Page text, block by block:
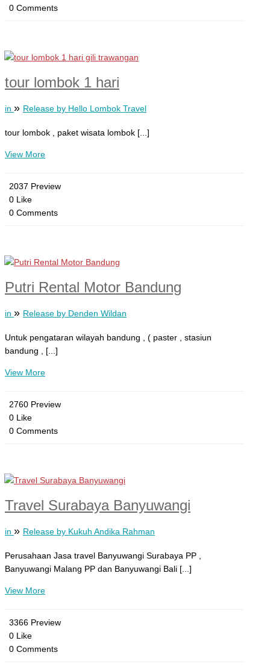
0 Comments
tour lombok 1 hari
in » Release by Hello Lombok Travel
tour lombok , paket wisata lombok [...]
View More
2037 Preview
0 Like
0 Comments
Putri Rental Motor Bandung
in » Release by Denden Wildan
Untuk pengataran wilayah bandung , ( paster , stasiun
bandung , [...]
View More
2760 Preview
0 Like
0 Comments
Travel Surabaya Banyuwangi
in » Release by Kukuh Andika Rahman
Perusahaan Jasa travel Banyuwangi Surabaya PP ,
Banyuwangi Malang PP dan Banyuwangi Bali [...]
View More
3366 Preview
0 Like
0 Comments